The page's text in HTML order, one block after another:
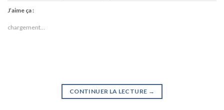
J’aime ça :
chargement…
CONTINUER LA LECTURE →